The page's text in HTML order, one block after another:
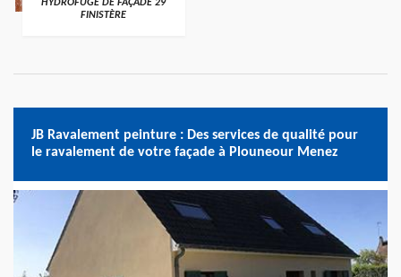
HYDROFUGE DE FAÇADE 29
FINISTÈRE
JB Ravalement peinture : Des services de qualité pour
le ravalement de votre façade à Plouneour Menez